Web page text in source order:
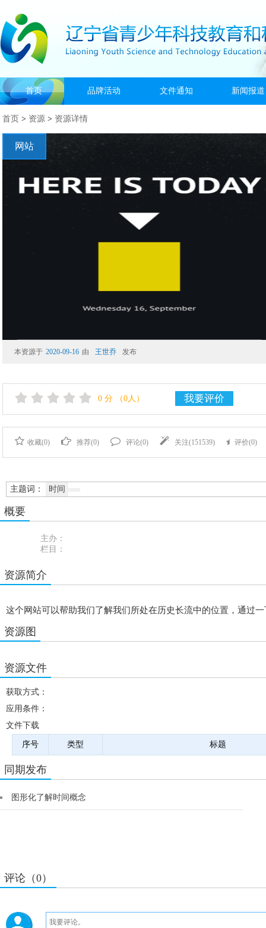
首页 品牌活动 文件通知 新闻报道
首页 > 资源 > 资源详情
本资源于 2020-09-16 由 王世乔 发布
网站
0 分 （0人） 我要评价
收藏(0) 推荐(0) 评论(0) 关注(151539) 评价(0)
主题词： 时间
概要
主办：
栏目：
资源简介
这个网站可以帮助我们了解我们所处在历史长流中的位置，通过
资源图
资源文件
获取方式：
应用条件：
文件下载
序号 类型 标题
同期发布
图形化了解时间概念
评论（0）